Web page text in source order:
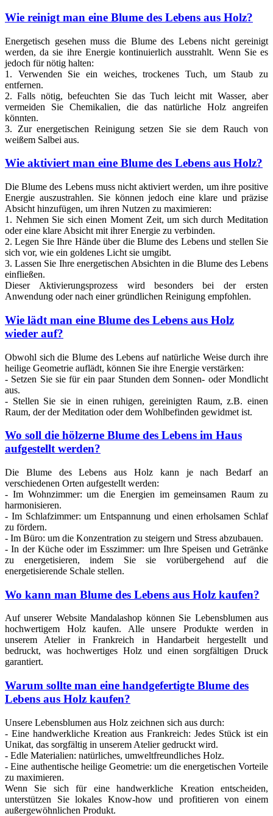
Wie reinigt man eine Blume des Lebens aus Holz?
Energetisch gesehen muss die Blume des Lebens nicht gereinigt
werden, da sie ihre Energie kontinuierlich ausstrahlt. Wenn Sie es
jedoch für nötig halten:
1. Verwenden Sie ein weiches, trockenes Tuch, um Staub zu
entfernen.
2. Falls nötig, befeuchten Sie das Tuch leicht mit Wasser, aber
vermeiden Sie Chemikalien, die das natürliche Holz angreifen
könnten.
3. Zur energetischen Reinigung setzen Sie sie dem Rauch von
weißem Salbei aus.
Wie aktiviert man eine Blume des Lebens aus Holz?
Die Blume des Lebens muss nicht aktiviert werden, um ihre positive
Energie auszustrahlen. Sie können jedoch eine klare und präzise
Absicht hinzufügen, um ihren Nutzen zu maximieren:
1. Nehmen Sie sich einen Moment Zeit, um sich durch Meditation
oder eine klare Absicht mit ihrer Energie zu verbinden.
2. Legen Sie Ihre Hände über die Blume des Lebens und stellen Sie
sich vor, wie ein goldenes Licht sie umgibt.
3. Lassen Sie Ihre energetischen Absichten in die Blume des Lebens
einfließen.
Dieser Aktivierungsprozess wird besonders bei der ersten
Anwendung oder nach einer gründlichen Reinigung empfohlen.
Wie lädt man eine Blume des Lebens aus Holz
wieder auf?
Obwohl sich die Blume des Lebens auf natürliche Weise durch ihre
heilige Geometrie auflädt, können Sie ihre Energie verstärken:
- Setzen Sie sie für ein paar Stunden dem Sonnen- oder Mondlicht
aus.
- Stellen Sie sie in einen ruhigen, gereinigten Raum, z.B. einen
Raum, der der Meditation oder dem Wohlbefinden gewidmet ist.
Wo soll die hölzerne Blume des Lebens im Haus
aufgestellt werden?
Die Blume des Lebens aus Holz kann je nach Bedarf an
verschiedenen Orten aufgestellt werden:
- Im Wohnzimmer: um die Energien im gemeinsamen Raum zu
harmonisieren.
- Im Schlafzimmer: um Entspannung und einen erholsamen Schlaf
zu fördern.
- Im Büro: um die Konzentration zu steigern und Stress abzubauen.
- In der Küche oder im Esszimmer: um Ihre Speisen und Getränke
zu energetisieren, indem Sie sie vorübergehend auf die
energetisierende Schale stellen.
Wo kann man Blume des Lebens aus Holz kaufen?
Auf unserer Website Mandalashop können Sie Lebensblumen aus
hochwertigem Holz kaufen. Alle unsere Produkte werden in
unserem Atelier in Frankreich in Handarbeit hergestellt und
bedruckt, was hochwertiges Holz und einen sorgfältigen Druck
garantiert.
Warum sollte man eine handgefertigte Blume des
Lebens aus Holz kaufen?
Unsere Lebensblumen aus Holz zeichnen sich aus durch:
- Eine handwerkliche Kreation aus Frankreich: Jedes Stück ist ein
Unikat, das sorgfältig in unserem Atelier gedruckt wird.
- Edle Materialien: natürliches, umweltfreundliches Holz.
- Eine authentische heilige Geometrie: um die energetischen Vorteile
zu maximieren.
Wenn Sie sich für eine handwerkliche Kreation entscheiden,
unterstützen Sie lokales Know-how und profitieren von einem
außergewöhnlichen Produkt.